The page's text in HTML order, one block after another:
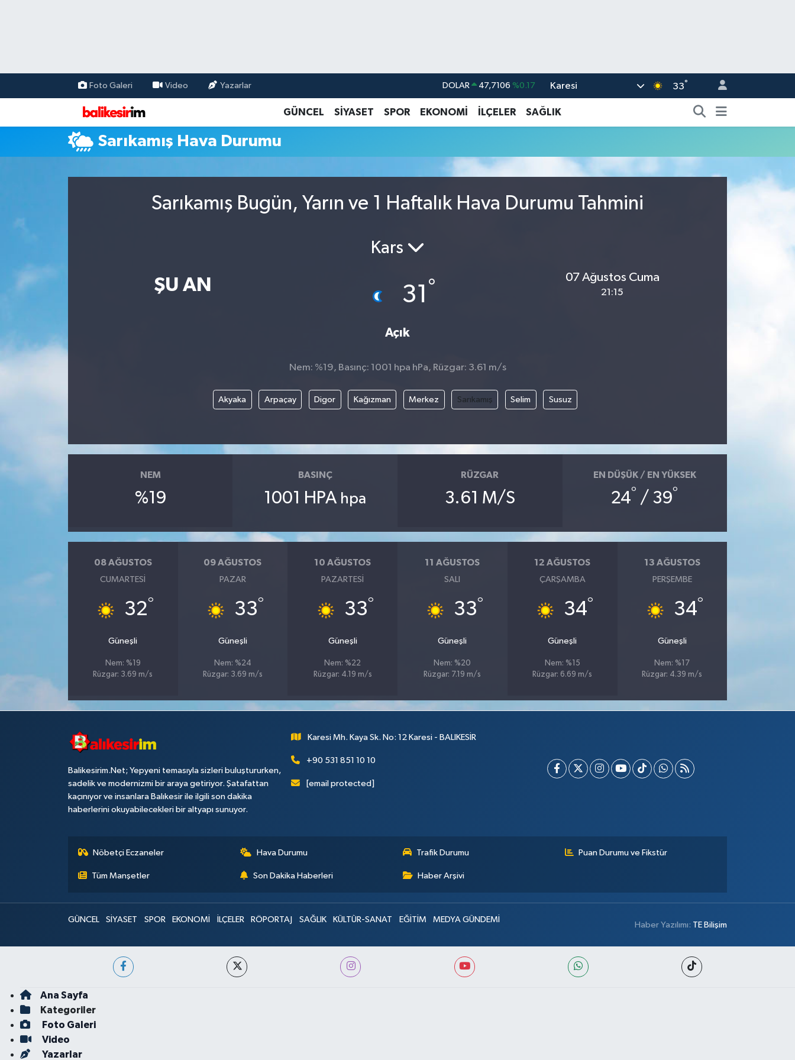
Foto Galeri Video Yazarlar DOLAR 47,7106 %0.17
EURO 55,1652 %0.27
STERLİN 64,4046 %0.35
13.773
Karesi 33°
GÜNCEL SİYASET SPOR EKONOMİ İLÇELER SAĞLIK
Sarıkamış Hava Durumu
Sarıkamış Bugün, Yarın ve 1 Haftalık Hava Durumu Tahmini
ŞU AN
Kars
31 °
Açık
07 Ağustos Cuma
21:15
Nem: %19, Basınç: 1001 hpa hPa, Rüzgar: 3.61 m/s
Akyaka Arpaçay Digor Kağızman Merkez Sarıkamış Selim Susuz
NEM
%19
BASINÇ
1001 HPA hpa
RÜZGAR
3.61 M/S
EN DÜŞÜK / EN YÜKSEK
24° / 39°
08 AĞUSTOS
CUMARTESI
32°
Güneşli
Nem: %19
Rüzgar: 3.69 m/s
09 AĞUSTOS
PAZAR
33°
Güneşli
Nem: %24
Rüzgar: 3.69 m/s
10 AĞUSTOS
PAZARTESI
33°
Güneşli
Nem: %22
Rüzgar: 4.19 m/s
11 AĞUSTOS
SALI
33°
Güneşli
Nem: %20
Rüzgar: 7.19 m/s
12 AĞUSTOS
ÇARŞAMBA
34°
Güneşli
Nem: %15
Rüzgar: 6.69 m/s
13 AĞUSTOS
PERŞEMBE
34°
Güneşli
Nem: %17
Rüzgar: 4.39 m/s
Balikesirim.Net; Yepyeni temasıyla sizleri buluştururken,
sadelik ve modernizmi bir araya getiriyor. Şatafattan
kaçınıyor ve insanlara Balıkesir ile ilgili son dakika
haberlerini okuyabilecekleri bir altyapı sunuyor.
Karesi Mh. Kaya Sk. No: 12 Karesi - BALIKESİR
+90 531 851 10 10
[email protected]
Nöbetçi Eczaneler Hava Durumu Trafik Durumu Puan Durumu ve Fikstür
Tüm Manşetler Son Dakika Haberleri Haber Arşivi
GÜNCEL SİYASET SPOR EKONOMİ İLÇELER RÖPORTAJ SAĞLIK KÜLTÜR-SANAT EĞİTİM MEDYA GÜNDEMİ
Haber Yazılımı: TE Bilişim
Ana Sayfa
Kategoriler
Foto Galeri
Video
Yazarlar